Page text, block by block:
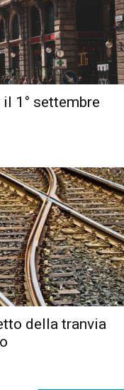
1° settembre
della tranvia